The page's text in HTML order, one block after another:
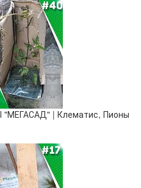
| Клематис, Пионы